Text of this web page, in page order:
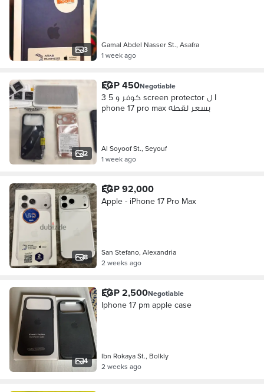
3
Gamal Abdel Nasser St., Asafra
1 week ago
2
EGP 450Negotiable
3 كوفر و 5 screen protector ل I
phone 17 pro max بسعر لقطه
Al Soyoof St., Seyouf
1 week ago
8
EGP 92,000
Apple - iPhone 17 Pro Max
San Stefano, Alexandria
2 weeks ago
4
EGP 2,500Negotiable
Iphone 17 pm apple case
Ibn Rokaya St., Bolkly
2 weeks ago